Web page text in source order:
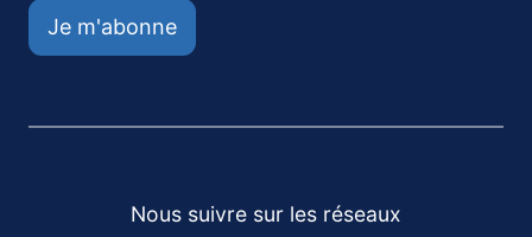
Je m'abonne
Nous suivre sur les réseaux